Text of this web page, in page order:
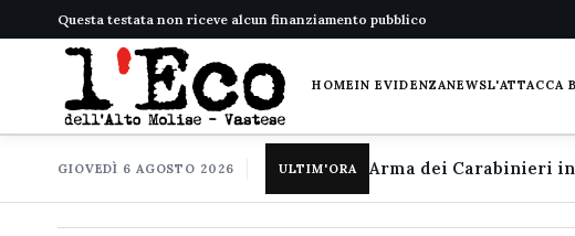
Questa testata non riceve alcun finanziamento pubblico
HOMEIN EVIDENZANEWSL'ATTACCA
GIOVEDÌ 6 AGOSTO 2026 ULTIM'ORA